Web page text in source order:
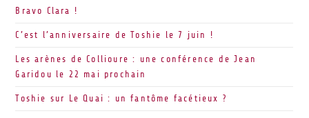
Bravo Clara !
C’est l’anniversaire de Toshie le 7 juin !
Les arènes de Collioure : une conférence de Jean
Garidou le 22 mai prochain
Toshie sur Le Quai : un fantôme facétieux ?